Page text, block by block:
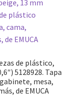
de plástico,
5128928. Tapa
mesa,
de EMUCA